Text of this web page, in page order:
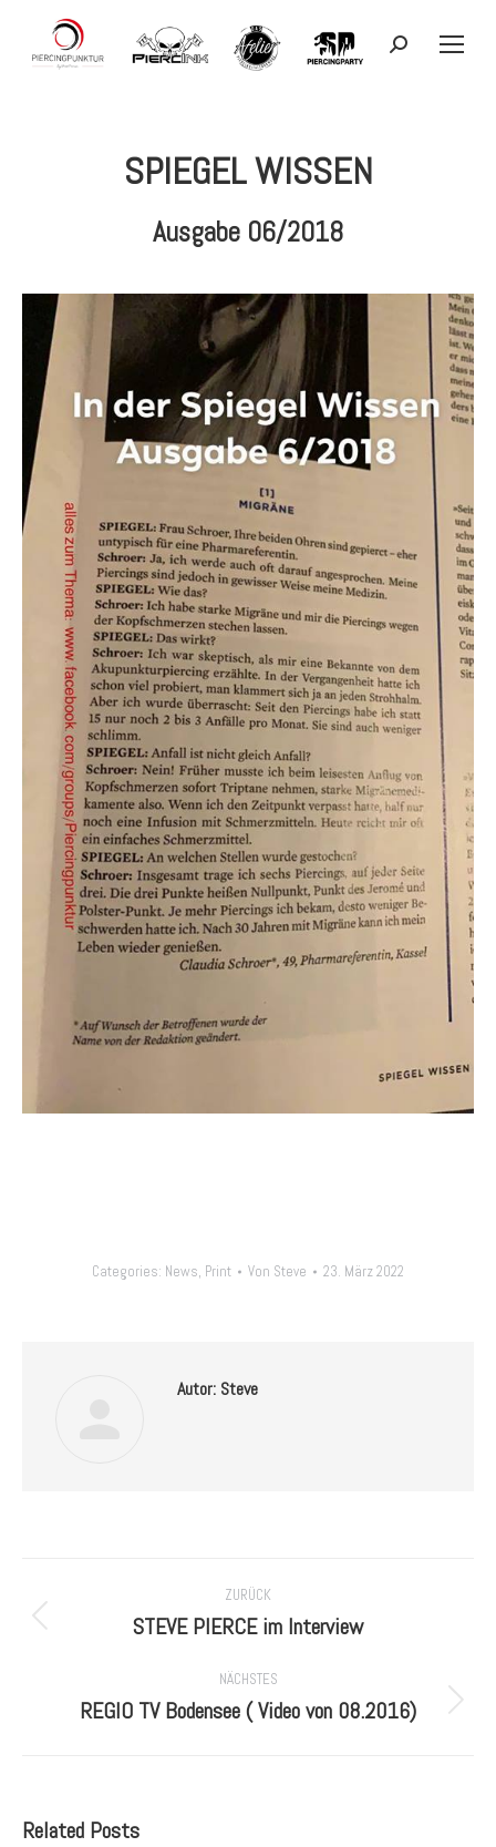
Search:
SPIEGEL WISSEN
Ausgabe 06/2018
Categories: News, Print Von Steve 23. März 2022
Autor: Steve
ZURÜCK
Vorheriger
STEVE PIERCE im Interview
NÄCHSTES
Nächster
Beitrag:
REGIO TV Bodensee ( Video von 08.2016)
Related Posts